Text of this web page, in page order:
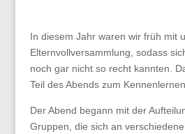
In diesem Jahr waren wir früh mit
Elternvollversammlung, sodass
noch gar nicht so recht kannten.
Teil des Abends zum
Der Abend begann mit der
Gruppen, die sich an